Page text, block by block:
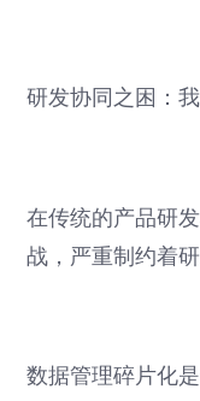
研发协同之困：
在传统的产品研
战，严重制约着
数据管理碎片化